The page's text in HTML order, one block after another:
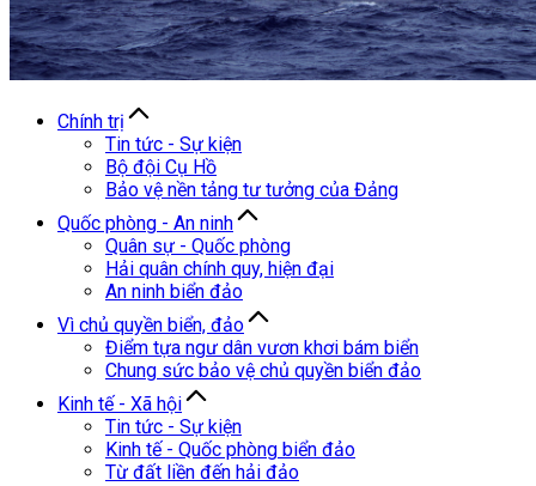
Chính trị
Tin tức - Sự kiện
Bộ đội Cụ Hồ
Bảo vệ nền tảng tư tưởng của Đảng
Quốc phòng - An ninh
Quân sự - Quốc phòng
Hải quân chính quy, hiện đại
An ninh biển đảo
Vì chủ quyền biển, đảo
Điểm tựa ngư dân vươn khơi bám biển
Chung sức bảo vệ chủ quyền biển đảo
Kinh tế - Xã hội
Tin tức - Sự kiện
Kinh tế - Quốc phòng biển đảo
Từ đất liền đến hải đảo